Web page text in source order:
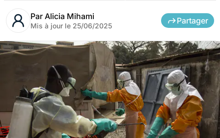
Par Alicia Mihami
Mis à jour le 25/06/2025
Partager